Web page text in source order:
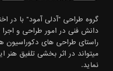
گروه طراحی "آدلی آمود" با در
دانش فنی در امور طراحی و اجرا
راستای طراحی های دکوراسیون
میتواند در اثر بخشی تلفیق هنر
نماید.